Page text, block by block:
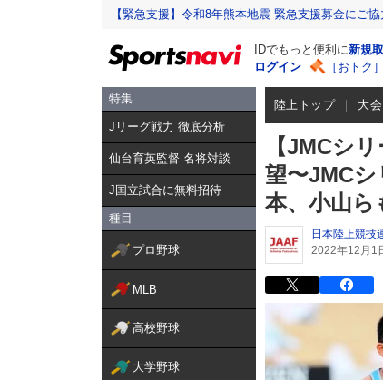
【緊急支援】令和8年熊本地震 緊急支援募金にご
IDでもっと便利に新規
ログイン
［おトク
特集
Jリーグ戦力 徹底分析
仙台育英監督 名将対談
J国立試合に無料招待
種目
プロ野球
MLB
高校野球
大学野球
陸上トップ 大
【JMCシ
望〜JMC
本、小山ら
日本陸上競技
2022年12月1